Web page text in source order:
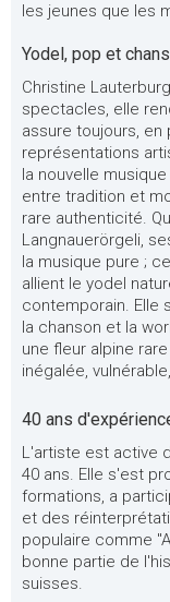
les jeunes que les
Yodel, pop et
Christine
spectacles, elle
assure toujours,
représentations
la nouvelle
entre tradition et
rare authenticité.
Langnauerörgeli,
la musique pure ;
allient le yodel
contemporain. Elle
la chanson et la
une fleur alpine
inégalée,
40 ans
L'artiste est active
40 ans. Elle s'est
formations, a
et des
populaire comme
bonne partie de
suisses.